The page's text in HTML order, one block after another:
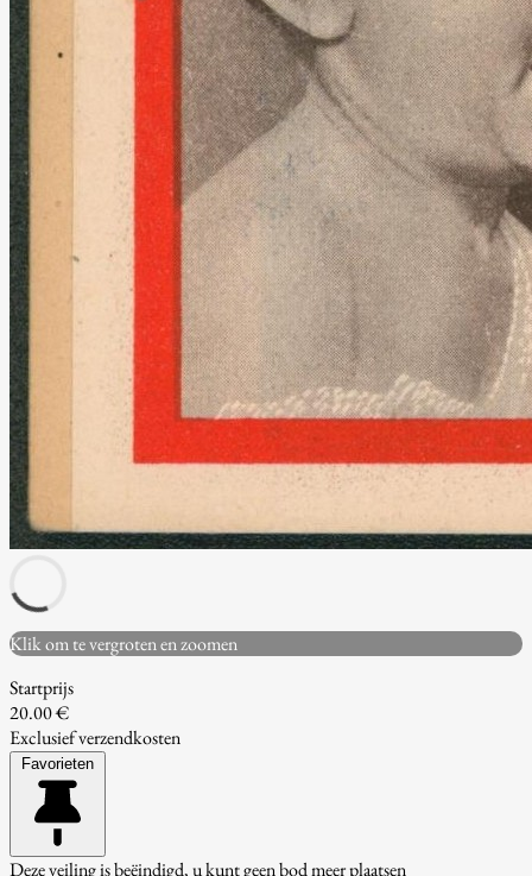
Klik om te vergroten en zoomen
Startprijs
20.00 €
Exclusief verzendkosten
Favorieten
Deze veiling is beëindigd, u kunt geen bod meer plaatsen